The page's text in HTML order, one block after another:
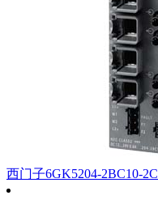
西门子6GK5204-2BC10-